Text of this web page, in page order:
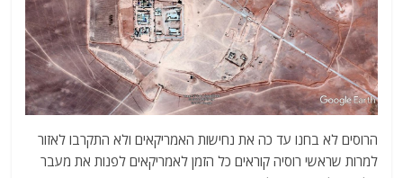
הרוסים לא בחנו עד כה את נחישות האמריקאים ולא התקרבו לאזור
למרות שראשי רוסיה קוראים כל הזמן לאמריקאים לפנות את מעבר